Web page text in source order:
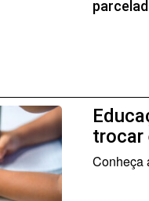
trocar
Conheça